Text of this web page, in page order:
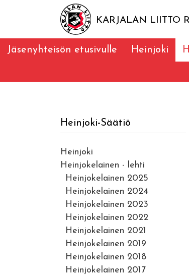
KARJALAN LIITTO
Jäsenyhteisön etusivulle Heinjoki
Heinjoki-Säätiö
Heinjoki
Heinjokelainen - lehti
Heinjokelainen 2025
Heinjokelainen 2024
Heinjokelainen 2023
Heinjokelainen 2022
Heinjokelainen 2021
Heinjokelainen 2019
Heinjokelainen 2018
Heinjokelainen 2017